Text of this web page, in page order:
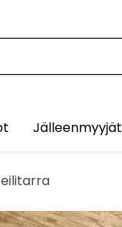
Jälleenmyyjät